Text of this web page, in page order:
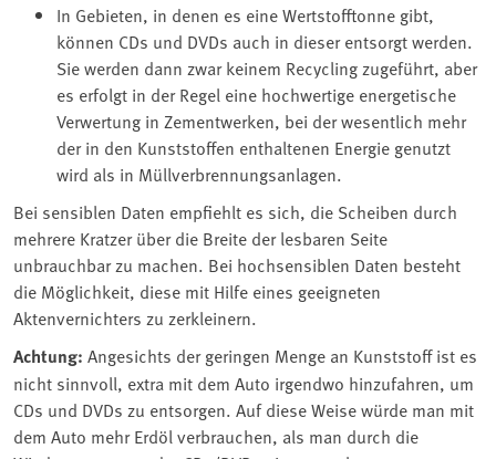
In Gebieten, in denen es eine Wertstofftonne gibt,
können CDs und DVDs auch in dieser entsorgt werden.
Sie werden dann zwar keinem Recycling zugeführt, aber
es erfolgt in der Regel eine hochwertige energetische
Verwertung in Zementwerken, bei der wesentlich mehr
der in den Kunststoffen enthaltenen Energie genutzt
wird als in Müllverbrennungsanlagen.
Bei sensiblen Daten empfiehlt es sich, die Scheiben durch
mehrere Kratzer über die Breite der lesbaren Seite
unbrauchbar zu machen. Bei hochsensiblen Daten besteht
die Möglichkeit, diese mit Hilfe eines geeigneten
Aktenvernichters zu zerkleinern.
Achtung: Angesichts der geringen Menge an Kunststoff ist es
nicht sinnvoll, extra mit dem Auto irgendwo hinzufahren, um
CDs und DVDs zu entsorgen. Auf diese Weise würde man mit
dem Auto mehr Erdöl verbrauchen, als man durch die